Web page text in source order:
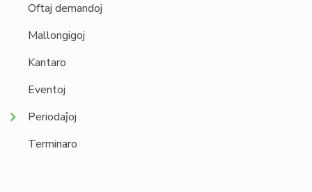
Oftaj demandoj
Mallongigoj
Kantaro
Eventoj
Periodaĵoj
Terminaro